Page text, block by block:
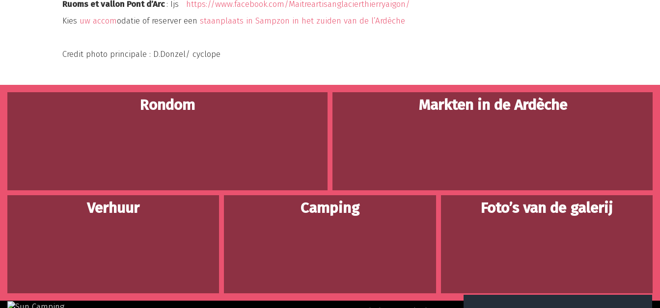
Ruoms et vallon Pont d’Arc: Ijs https://www.facebook.com/Maitreartisanglacierthierryaigon/
Kies uw accomodatie of reserver een staanplaats in Sampzon in het zuiden van de l’Ardèche
Credit photo principale : D.Donzel/ cyclope
Rondom Markten in de Ardèche
Verhuur Camping Foto’s van de galerij